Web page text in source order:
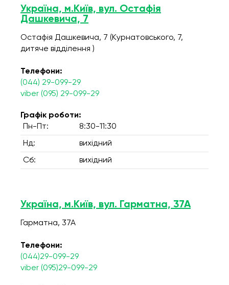
Україна, м.Київ, вул. Остафія
Дашкевича, 7
Остафія Дашкевича, 7 (Курнатовського, 7,
дитяче відділення )
Телефони:
(044) 29-099-29
viber (095) 29-099-29
Графік роботи:
Пн-Пт:
8:30-11:30
Нд: вихідний
Сб: вихідний
Україна, м.Київ, вул. Гарматна, 37А
Гарматна, 37А
Телефони:
(044)29-099-29
viber (095)29-099-29